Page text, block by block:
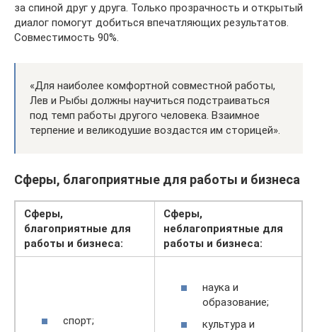
за спиной друг у друга. Только прозрачность и открытый
диалог помогут добиться впечатляющих результатов.
Совместимость 90%.
«Для наиболее комфортной совместной работы,
Лев и Рыбы должны научиться подстраиваться
под темп работы другого человека. Взаимное
терпение и великодушие воздастся им сторицей».
Сферы, благоприятные для работы и бизнеса
Сферы,
благоприятные для
работы и бизнеса:
Сферы,
неблагоприятные для
работы и бизнеса:
спорт;
наука и
образование;
культура и